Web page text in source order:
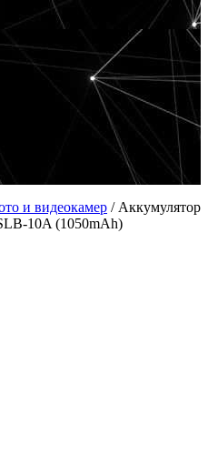
и видеокамер / Аккумулятор
10A (1050mAh)